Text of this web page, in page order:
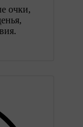
очки,